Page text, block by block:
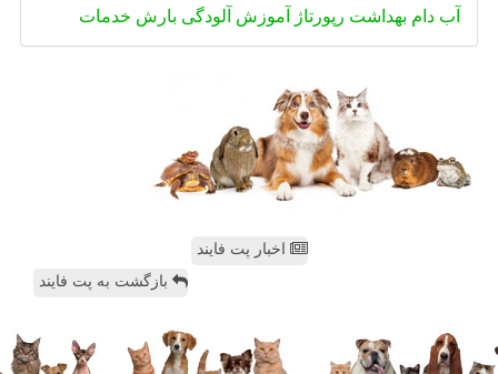
آب دام بهداشت رپورتاژ آموزش آلودگی بارش خدمات
اخبار پت فایند
بازگشت به پت فایند